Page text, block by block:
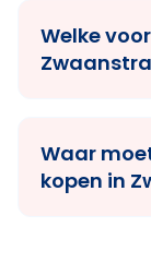
Welke
Waar
kopen in